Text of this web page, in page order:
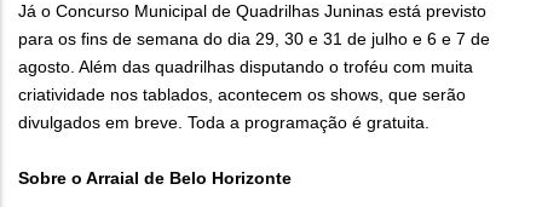
Já o Concurso Municipal de Quadrilhas Juninas está previsto
para os fins de semana do dia 29, 30 e 31 de julho e 6 e 7 de
agosto. Além das quadrilhas disputando o troféu com muita
criatividade nos tablados, acontecem os shows, que serão
divulgados em breve. Toda a programação é gratuita.
Sobre o Arraial de Belo Horizonte